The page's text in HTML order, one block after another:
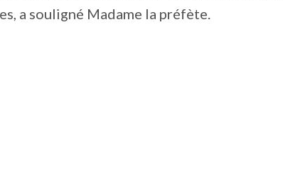
a souligné Madame la préfète.